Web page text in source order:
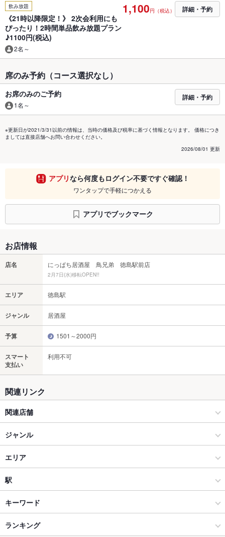
飲み放題
《21時以降限定！》 2次会利用にも
ぴったり！2時間単品飲み放題プラン
♪1100円(税込)
2名～
1,100円（税込） 詳細・予約
席のみ予約（コース選択なし）
お席のみのご予約
1名～
詳細・予約
※更新日が2021/3/31以前の情報は、当時の価格及び税率に基づく情報となります。 価格につき
ましては直接店舗へお問い合わせください。
2026/08/01 更新
アプリなら何度もログイン不要ですぐ確認！
ワンタップで手軽につかえる
アプリでブックマーク
お店情報
店名 にっぱち居酒屋 鳥兄弟 徳島駅前店
2月7日(水)移転OPEN!!
エリア 徳島駅
ジャンル 居酒屋
予算 1501～2000円
スマート
支払い
利用不可
関連リンク
関連店舗
にっぱち居酒屋 鳥兄弟
にっぱち居酒屋 鳥兄弟 沖浜店
ジャンル
居酒屋
洋・和洋・各国料理・その他
徳島市・徳島市周辺部 × 居酒屋
徳島市・徳島市周辺部 × 洋・和洋・各国料理・その他
エリア
徳島駅
徳島駅 × 居酒屋
徳島駅 × 洋・和洋・各国料理・その他
駅
阿波富田駅
佐古駅
キーワード
からあげ
ランキング